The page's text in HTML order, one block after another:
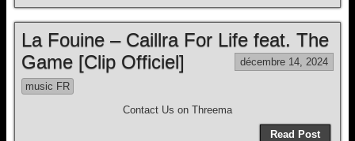
La Fouine – Caillra For Life feat. The
Game [Clip Officiel]
décembre 14, 2024
music FR
Contact Us on Threema
Read Post